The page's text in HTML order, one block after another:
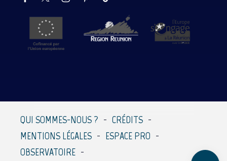
QUI SOMMES-NOUS ?
CRÉDITS
MENTIONS LÉGALES
ESPACE PRO
OBSERVATOIRE